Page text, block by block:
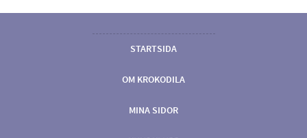
STARTSIDA
OM KROKODILA
MINA SIDOR